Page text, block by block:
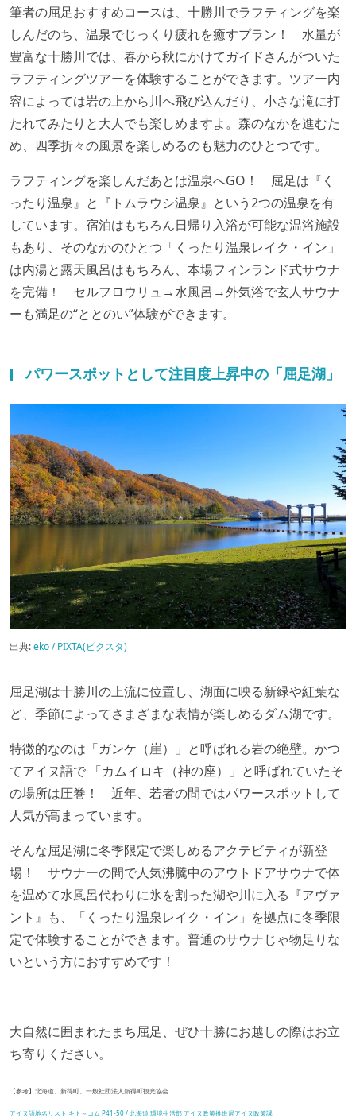
筆者の屈足おすすめコースは、十勝川でラフティングを楽
しんだのち、温泉でじっくり疲れを癒すプラン！ 水量が
豊富な十勝川では、春から秋にかけてガイドさんがついた
ラフティングツアーを体験することができます。ツアー内
容によっては岩の上から川へ飛び込んだり、小さな滝に打
たれてみたりと大人でも楽しめますよ。森のなかを進むた
め、四季折々の風景を楽しめるのも魅力のひとつです。
ラフティングを楽しんだあとは温泉へGO！ 屈足は『く
ったり温泉』と『トムラウシ温泉』という2つの温泉を有
しています。宿泊はもちろん日帰り入浴が可能な温浴施設
もあり、そのなかのひとつ「くったり温泉レイク・イン」
は内湯と露天風呂はもちろん、本場フィンランド式サウナ
を完備！ セルフロウリュ→水風呂→外気浴で玄人サウナ
ーも満足の“ととのい”体験ができます。
パワースポットとして注目度上昇中の「屈足湖」
出典:eko / PIXTA(ピクスタ)
屈足湖は十勝川の上流に位置し、湖面に映る新緑や紅葉な
ど、季節によってさまざまな表情が楽しめるダム湖です。
特徴的なのは「ガンケ（崖）」と呼ばれる岩の絶壁。かつ
てアイヌ語で 「カムイロキ（神の座）」と呼ばれていたそ
の場所は圧巻！ 近年、若者の間ではパワースポットして
人気が高まっています。
そんな屈足湖に冬季限定で楽しめるアクテビティが新登
場！ サウナーの間で人気沸騰中のアウトドアサウナで体
を温めて水風呂代わりに氷を割った湖や川に入る『アヴァ
ント』も、「くったり温泉レイク・イン」を拠点に冬季限
定で体験することができます。普通のサウナじゃ物足りな
いという方におすすめです！
大自然に囲まれたまち屈足、ぜひ十勝にお越しの際はお立
ち寄りください。
【参考】北海道、新得町、一般社団法人新得町観光協会
アイヌ語地名リスト キト～コム P41-50 / 北海道 環境生活部 アイヌ政策推進局アイヌ政策課